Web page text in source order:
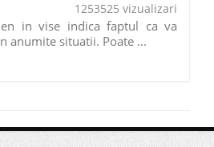
1253525 vizualizari
in vise indica faptul ca va
anumite situatii. Poate ...